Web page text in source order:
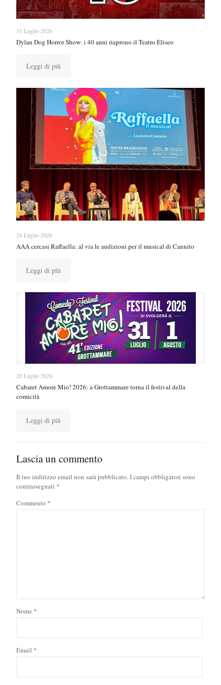
31 Luglio 2026
Dylan Dog Horror Show: i 40 anni riaprono il Teatro Eliseo
Leggi di più
24 Luglio 2026
AAA cercasi Raffaella: al via le audizioni per il musical di Cannito
Leggi di più
20 Luglio 2026
Cabaret Amore Mio! 2026: a Grottammare torna il festival della
comicità
Leggi di più
Lascia un commento
Il tuo indirizzo email non sarà pubblicato.I campi obbligatori sono
contrassegnati *
Commento *
Nome *
Email *